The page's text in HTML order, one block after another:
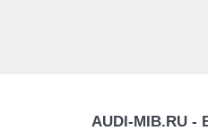
AUDI-MIB.RU -